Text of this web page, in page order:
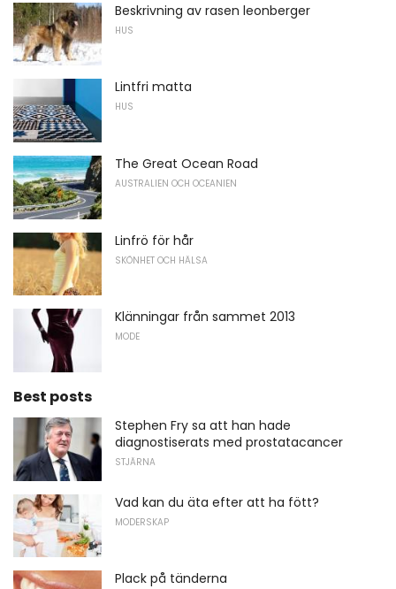
Beskrivning av rasen leonberger
HUS
Lintfri matta
HUS
The Great Ocean Road
AUSTRALIEN OCH OCEANIEN
Linfrö för hår
SKÖNHET OCH HÄLSA
Klänningar från sammet 2013
MODE
Best posts
Stephen Fry sa att han hade
diagnostiserats med prostatacancer
STJÄRNA
Vad kan du äta efter att ha fött?
MODERSKAP
Plack på tänderna